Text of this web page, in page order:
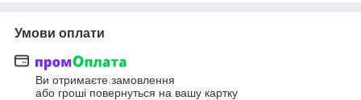
Умови оплати
Ви отримаєте замовлення
або гроші повернуться на вашу картку